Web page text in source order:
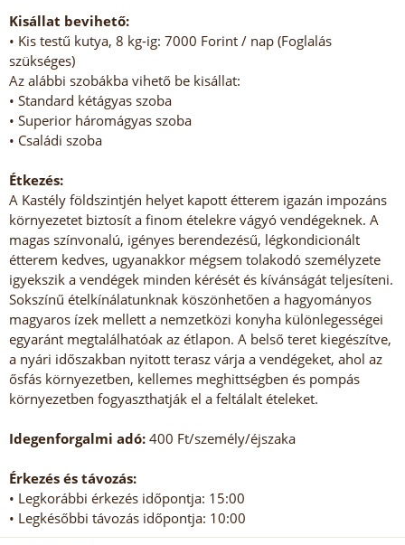
Kisállat bevihető:
• Kis testű kutya, 8 kg-ig: 7000 Forint / nap (Foglalás
szükséges)
Az alábbi szobákba vihető be kisállat:
• Standard kétágyas szoba
• Superior háromágyas szoba
• Családi szoba
Étkezés:
A Kastély földszintjén helyet kapott étterem igazán impozáns
környezetet biztosít a finom ételekre vágyó vendégeknek. A
magas színvonalú, igényes berendezésű, légkondicionált
étterem kedves, ugyanakkor mégsem tolakodó személyzete
igyekszik a vendégek minden kérését és kívánságát teljesíteni.
Sokszínű ételkínálatunknak köszönhetően a hagyományos
magyaros ízek mellett a nemzetközi konyha különlegességei
egyaránt megtalálhatóak az étlapon. A belső teret kiegészítve,
a nyári időszakban nyitott terasz várja a vendégeket, ahol az
ősfás környezetben, kellemes meghittségben és pompás
környezetben fogyaszthatják el a feltálalt ételeket.
Idegenforgalmi adó: 400 Ft/személy/éjszaka
Érkezés és távozás:
• Legkorábbi érkezés időpontja: 15:00
• Legkésőbbi távozás időpontja: 10:00